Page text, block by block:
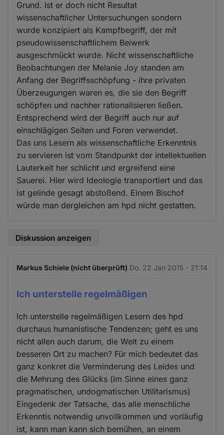
Grund. Ist er doch nicht Resultat
wissenschaftlicher Untersuchungen sondern
wurde konzipiert als Kampfbegriff, der mit
pseudowissenschaftlichem Beiwerk
ausgeschmückt wurde. Nicht wissenschaftliche
Beobachtungen der Melanie Joy standen am
Anfang der Begriffsschöpfung - ihre privaten
Überzeugungen waren es, die sie den Begriff
schöpfen und nachher rationalisieren ließen.
Entsprechend wird der Begriff auch nur auf
einschlägigen Seiten und Foren verwendet.
Das uns Lesern als wissenschaftliche Erkenntnis
zu servieren ist vom Standpunkt der intellektuellen
Lauterkeit her schlicht und ergreifend eine
Sauerei. Hier wird Ideologie transportiert und das
ist gelinde gesagt abstoßend. Einem Bischof
würde man dergleichen am hpd nicht gestatten.
Diskussion anzeigen
Markus Schiele (nicht überprüft) Do. 22 Jan 2015 - 21:14
Ich unterstelle regelmäßigen
Ich unterstelle regelmäßigen Lesern des hpd
durchaus humanistische Tendenzen; geht es uns
nicht allen auch darum, die Welt zu einem
besseren Ort zu machen? Für mich bedeutet das
ganz konkret die Verminderung des Leides und
die Mehrung des Glücks (im Sinne eines ganz
pragmatischen, undogmatischen Utilitarismus)
Eingedenk der Tatsache, das alle menschliche
Erkenntis notwendig unvollkommen und vorläufig
ist, kann man kann sich bemühen, an einem